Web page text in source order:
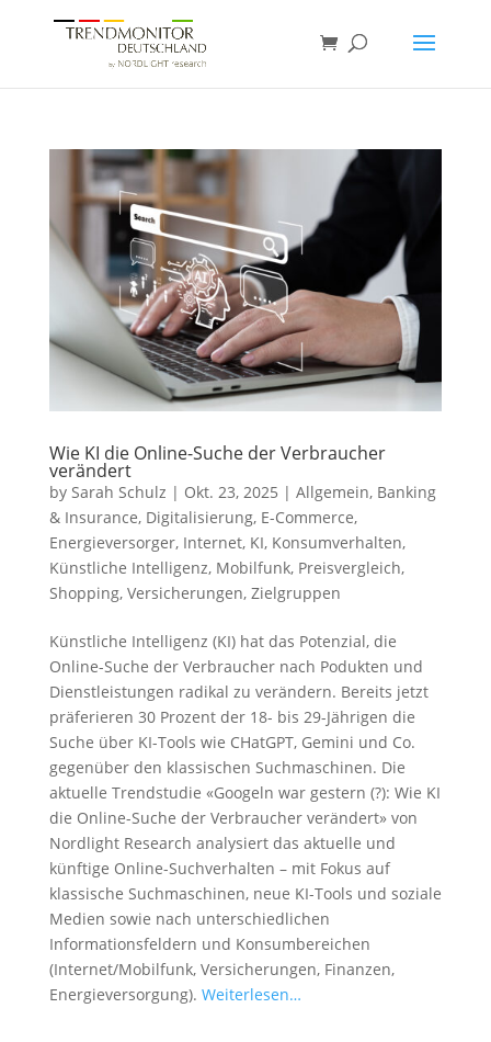
Wie KI die Online-Suche der Verbraucher
verändert
by Sarah Schulz | Okt. 23, 2025 | Allgemein, Banking
& Insurance, Digitalisierung, E-Commerce,
Energieversorger, Internet, KI, Konsumverhalten,
Künstliche Intelligenz, Mobilfunk, Preisvergleich,
Shopping, Versicherungen, Zielgruppen
Künstliche Intelligenz (KI) hat das Potenzial, die
Online-Suche der Verbraucher nach Podukten und
Dienstleistungen radikal zu verändern. Bereits jetzt
präferieren 30 Prozent der 18- bis 29-Jährigen die
Suche über KI-Tools wie CHatGPT, Gemini und Co.
gegenüber den klassischen Suchmaschinen. Die
aktuelle Trendstudie «Googeln war gestern (?): Wie KI
die Online-Suche der Verbraucher verändert» von
Nordlight Research analysiert das aktuelle und
künftige Online-Suchverhalten – mit Fokus auf
klassische Suchmaschinen, neue KI-Tools und soziale
Medien sowie nach unterschiedlichen
Informationsfeldern und Konsumbereichen
(Internet/Mobilfunk, Versicherungen, Finanzen,
Energieversorgung). Weiterlesen…